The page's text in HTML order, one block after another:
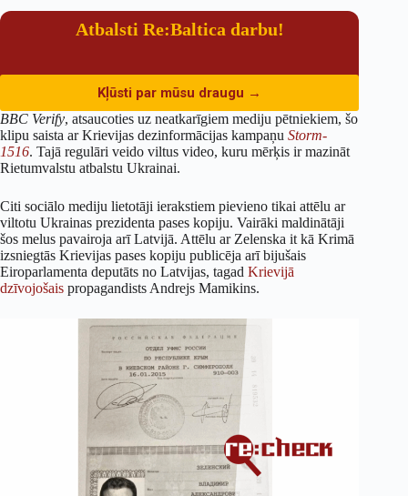
Atbalsti Re:Baltica darbu!
Kļūsti par mūsu draugu →
BBC Verify, atsaucoties uz neatkarīgiem mediju pētniekiem, šo
klipu saista ar Krievijas dezinformācijas kampaņu Storm-
1516. Tajā regulāri veido viltus video, kuru mērķis ir mazināt
Rietumvalstu atbalstu Ukrainai.
Citi sociālo mediju lietotāji ierakstiem pievieno tikai attēlu ar
viltotu Ukrainas prezidenta pases kopiju. Vairāki maldinātāji
šos melus pavairoja arī Latvijā. Attēlu ar Zelenska it kā Krimā
izsniegtās Krievijas pases kopiju publicēja arī bijušais
Eiroparlamenta deputāts no Latvijas, tagad Krievijā
dzīvojošais propagandists Andrejs Mamikins.